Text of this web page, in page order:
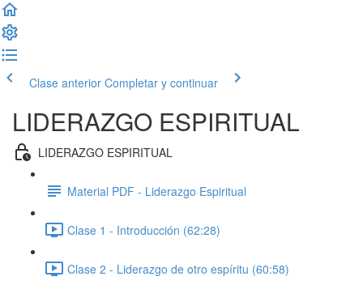
Clase anterior Completar y continuar
LIDERAZGO ESPIRITUAL
LIDERAZGO ESPIRITUAL
Material PDF - Liderazgo Espiritual
Clase 1 - Introducción (62:28)
Clase 2 - Liderazgo de otro espíritu (60:58)